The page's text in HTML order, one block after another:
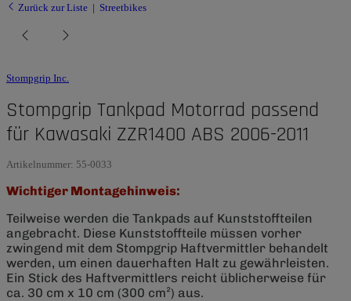
Zurück zur Liste Streetbikes
Stompgrip Inc.
Stompgrip Tankpad Motorrad passend
für Kawasaki ZZR1400 ABS 2006-2011
Artikelnummer: 55-0033
Wichtiger Montagehinweis:
Teilweise werden die Tankpads auf Kunststoffteilen
angebracht. Diese Kunststoffteile müssen vorher
zwingend mit dem Stompgrip Haftvermittler behandelt
werden, um einen dauerhaften Halt zu gewährleisten.
Ein Stick des Haftvermittlers reicht üblicherweise für
ca. 30 cm x 10 cm (300 cm²) aus.